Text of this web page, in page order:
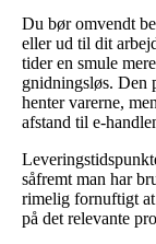
Du bør omvendt
eller ud til dit
tider en smule
gnidningsløs. Den
henter varerne,
afstand til e-
såfremt man har
rimelig fornuftigt
på det relevante